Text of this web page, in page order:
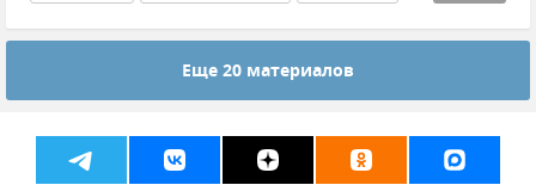
Вода в Крыму
Подтопления в Севастополе из-за паводка и ливней
Еще 20 материалов